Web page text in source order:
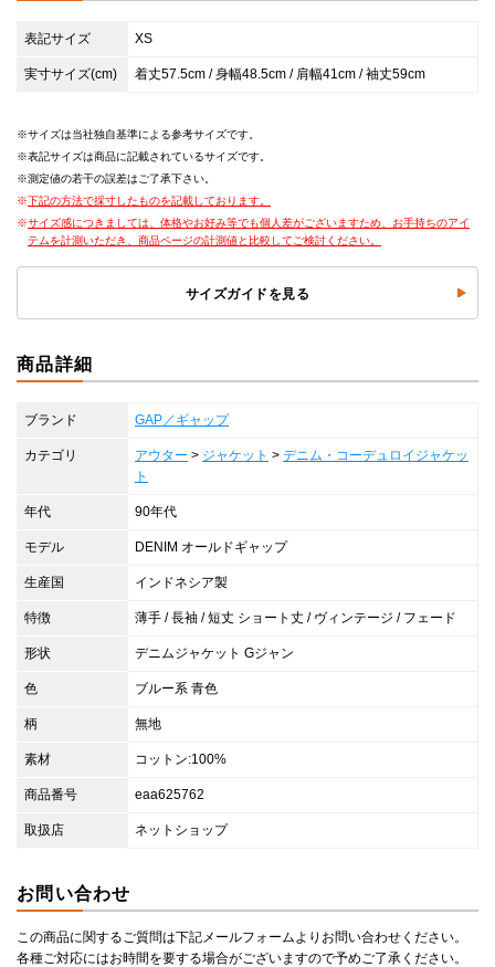
表記サイズ XS
実寸サイズ(cm) 着丈57.5cm / 身幅48.5cm / 肩幅41cm / 袖丈59cm
サイズは当社独自基準による参考サイズです。
表記サイズは商品に記載されているサイズです。
測定値の若干の誤差はご了承下さい。
下記の方法で採寸したものを記載しております。
サイズ感につきましては、体格やお好み等でも個人差がございますため、お手持ちのアイ
テムを計測いただき、商品ページの計測値と比較してご検討ください。
サイズガイドを見る
商品詳細
ブランド GAP／ギャップ
カテゴリ アウター > ジャケット > デニム・コーデュロイジャケッ
ト
年代 90年代
モデル DENIM オールドギャップ
生産国 インドネシア製
特徴 薄手 / 長袖 / 短丈 ショート丈 / ヴィンテージ / フェード
形状 デニムジャケット Gジャン
色 ブルー系 青色
柄 無地
素材 コットン:100%
商品番号 eaa625762
取扱店 ネットショップ
お問い合わせ
この商品に関するご質問は下記メールフォームよりお問い合わせください。
各種ご対応にはお時間を要する場合がございますので予めご了承ください。